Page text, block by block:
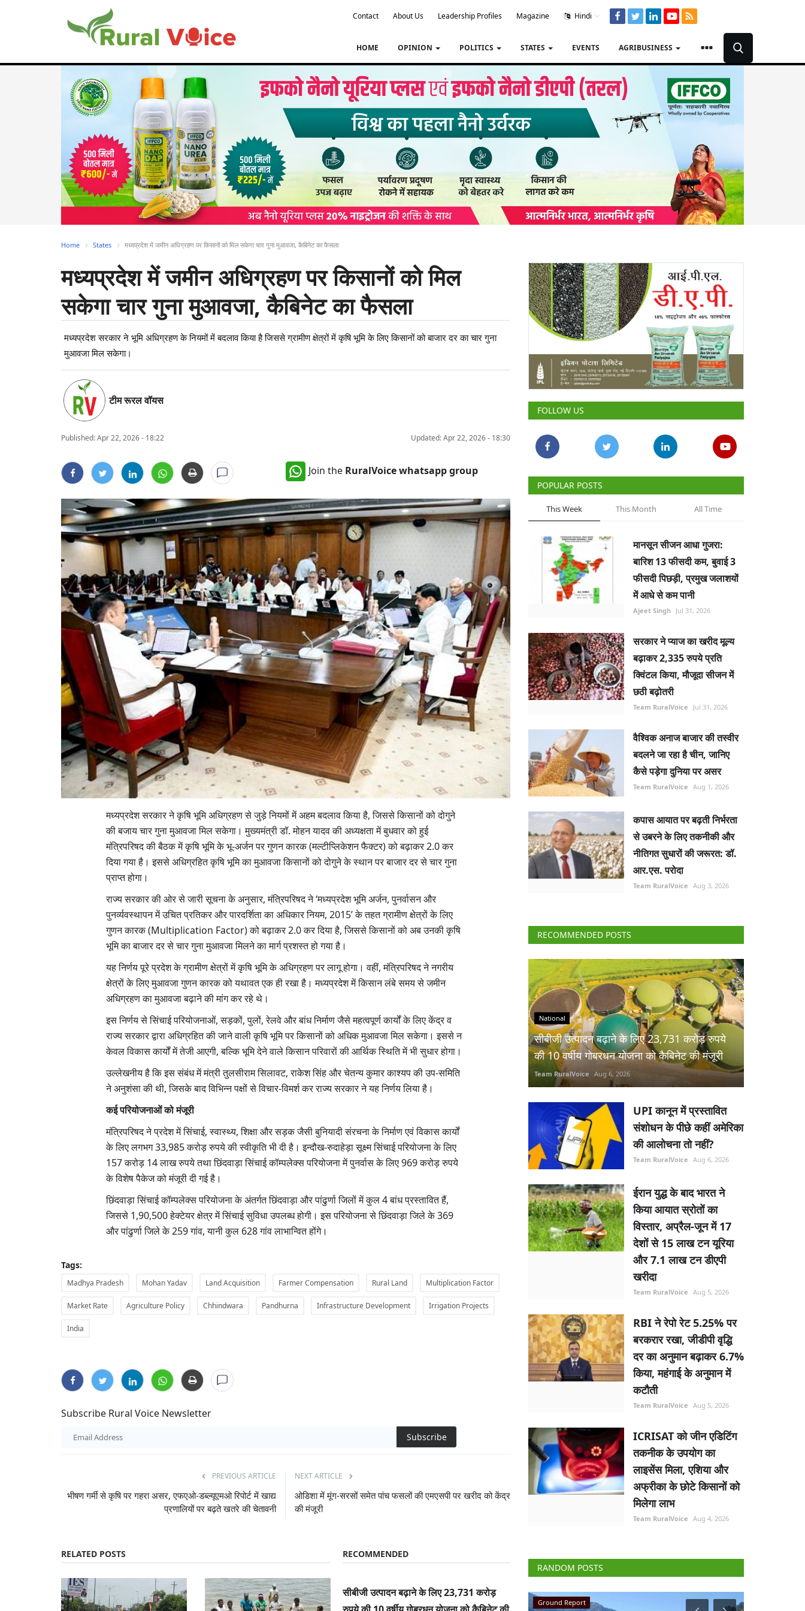
Contact About Us Leadership Profiles Magazine Hindi
HOME OPINION POLITICS STATES EVENTS AGRIBUSINESS
Home States मध्यप्रदेश में जमीन अधिग्रहण पर किसानों को मिल सकेगा चार गुना मुआवजा, कैबिनेट का फैसला
मध्यप्रदेश में जमीन अधिग्रहण पर किसानों को मिल
सकेगा चार गुना मुआवजा, कैबिनेट का फैसला
मध्यप्रदेश सरकार ने भूमि अधिग्रहण के नियमों में बदलाव किया है जिससे ग्रामीण क्षेत्रों में कृषि भूमि के लिए किसानों को बाजार दर का चार गुना
मुआवजा मिल सकेगा।
टीम रूरल वॉयस
Published:Apr 22, 2026 - 18:22 Updated: Apr 22, 2026 - 18:30
Join the RuralVoice whatsapp group
मध्यप्रदेश सरकार ने कृषि भूमि अधिग्रहण से जुड़े नियमों में अहम बदलाव किया है, जिससे किसानों को दोगुने
की बजाय चार गुना मुआवजा मिल सकेगा। मुख्यमंत्री डॉ. मोहन यादव की अध्यक्षता में बुधवार को हुई
मंत्रिपरिषद की बैठक में कृषि भूमि के भू-अर्जन पर गुणन कारक (मल्टीप्लिकेशन फैक्टर) को बढ़ाकर 2.0 कर
दिया गया है। इससे अधिग्रहित कृषि भूमि का मुआवजा किसानों को दोगुने के स्थान पर बाजार दर से चार गुना
प्राप्त होगा।
राज्य सरकार की ओर से जारी सूचना के अनुसार, मंत्रिपरिषद ने ‘मध्यप्रदेश भूमि अर्जन, पुनर्वासन और
पुनर्व्यवस्थापन में उचित प्रतिकर और पारदर्शिता का अधिकार नियम, 2015’ के तहत ग्रामीण क्षेत्रों के लिए
गुणन कारक (Multiplication Factor) को बढ़ाकर 2.0 कर दिया है, जिससे किसानों को अब उनकी कृषि
भूमि का बाजार दर से चार गुना मुआवजा मिलने का मार्ग प्रशस्त हो गया है।
यह निर्णय पूरे प्रदेश के ग्रामीण क्षेत्रों में कृषि भूमि के अधिग्रहण पर लागू होगा। वहीं, मंत्रिपरिषद ने नगरीय
क्षेत्रों के लिए मुआवजा गुणन कारक को यथावत एक ही रखा है। मध्यप्रदेश में किसान लंबे समय से जमीन
अधिग्रहण का मुआवजा बढ़ाने की मांग कर रहे थे।
इस निर्णय से सिंचाई परियोजनाओं, सड़कों, पुलों, रेलवे और बांध निर्माण जैसे महत्वपूर्ण कार्यों के लिए केंद्र व
राज्य सरकार द्वारा अधिग्रहित की जाने वाली कृषि भूमि पर किसानों को अधिक मुआवजा मिल सकेगा। इससे न
केवल विकास कार्यों में तेजी आएगी, बल्कि भूमि देने वाले किसान परिवारों की आर्थिक स्थिति में भी सुधार होगा।
उल्लेखनीय है कि इस संबंध में मंत्री तुलसीराम सिलावट, राकेश सिंह और चेतन्य कुमार काश्यप की उप-समिति
ने अनुशंसा की थी, जिसके बाद विभिन्न पक्षों से विचार-विमर्श कर राज्य सरकार ने यह निर्णय लिया है।
कई परियोजनाओं को मंजूरी
मंत्रिपरिषद ने प्रदेश में सिंचाई, स्वास्थ्य, शिक्षा और सड़क जैसी बुनियादी संरचना के निर्माण एवं विकास कार्यों
के लिए लगभग 33,985 करोड़ रुपये की स्वीकृति भी दी है। इन्दौख-रुदाहेड़ा सूक्ष्म सिंचाई परियोजना के लिए
157 करोड़ 14 लाख रुपये तथा छिंदवाड़ा सिंचाई कॉम्पलेक्स परियोजना में पुनर्वास के लिए 969 करोड़ रुपये
के विशेष पैकेज को मंजूरी दी गई है।
छिंदवाड़ा सिंचाई कॉम्पलेक्स परियोजना के अंतर्गत छिंदवाड़ा और पांढुर्णा जिलों में कुल 4 बांध प्रस्तावित हैं,
जिससे 1,90,500 हेक्टेयर क्षेत्र में सिंचाई सुविधा उपलब्ध होगी। इस परियोजना से छिंदवाड़ा जिले के 369
और पांढुर्णा जिले के 259 गांव, यानी कुल 628 गांव लाभान्वित होंगे।
Tags:
Madhya Pradesh Mohan Yadav Land Acquisition Farmer Compensation Rural Land Multiplication Factor
Market Rate Agriculture Policy Chhindwara Pandhurna Infrastructure Development Irrigation Projects
India
Subscribe Rural Voice Newsletter
Subscribe
PREVIOUS ARTICLE
भीषण गर्मी से कृषि पर गहरा असर, एफएओ-डब्ल्यूएमओ रिपोर्ट में खाद्य
प्रणालियों पर बढ़ते खतरे की चेतावनी
NEXT ARTICLE
ओडिशा में मूंग-सरसों समेत पांच फसलों की एमएसपी पर खरीद को केंद्र
की मंजूरी
RELATED POSTS RECOMMENDED
सीबीजी उत्पादन बढ़ाने के लिए 23,731 करोड़
FOLLOW US
POPULAR POSTS
This Week This Month All Time
मानसून सीजन आधा गुजरा:
बारिश 13 फीसदी कम, बुवाई 3
फीसदी पिछड़ी, प्रमुख जलाशयों
में आधे से कम पानी
Ajeet Singh Jul 31, 2026
सरकार ने प्याज का खरीद मूल्य
बढ़ाकर 2,335 रुपये प्रति
क्विंटल किया, मौजूदा सीजन में
छठी बढ़ोतरी
Team RuralVoice Jul 31, 2026
वैश्विक अनाज बाजार की तस्वीर
बदलने जा रहा है चीन, जानिए
कैसे पड़ेगा दुनिया पर असर
Team RuralVoice Aug 1, 2026
कपास आयात पर बढ़ती निर्भरता
से उबरने के लिए तकनीकी और
नीतिगत सुधारों की जरूरत: डॉ.
आर.एस. परोदा
Team RuralVoice Aug 3, 2026
RECOMMENDED POSTS
National
सीबीजी उत्पादन बढ़ाने के लिए 23,731 करोड़ रुपये
की 10 वर्षीय गोबरधन योजना को कैबिनेट की मंजूरी
Team RuralVoice Aug 6, 2026
UPI कानून में प्रस्तावित
संशोधन के पीछे कहीं अमेरिका
की आलोचना तो नहीं?
Team RuralVoice Aug 6, 2026
ईरान युद्ध के बाद भारत ने
किया आयात स्रोतों का
विस्तार, अप्रैल-जून में 17
देशों से 15 लाख टन यूरिया
और 7.1 लाख टन डीएपी
खरीदा
Team RuralVoice Aug 5, 2026
RBI ने रेपो रेट 5.25% पर
बरकरार रखा, जीडीपी वृद्धि
दर का अनुमान बढ़ाकर 6.7%
किया, महंगाई के अनुमान में
कटौती
Team RuralVoice Aug 5, 2026
ICRISAT को जीन एडिटिंग
तकनीक के उपयोग का
लाइसेंस मिला, एशिया और
अफ्रीका के छोटे किसानों को
मिलेगा लाभ
Team RuralVoice Aug 4, 2026
RANDOM POSTS
Agri Start-Ups Ground Report National